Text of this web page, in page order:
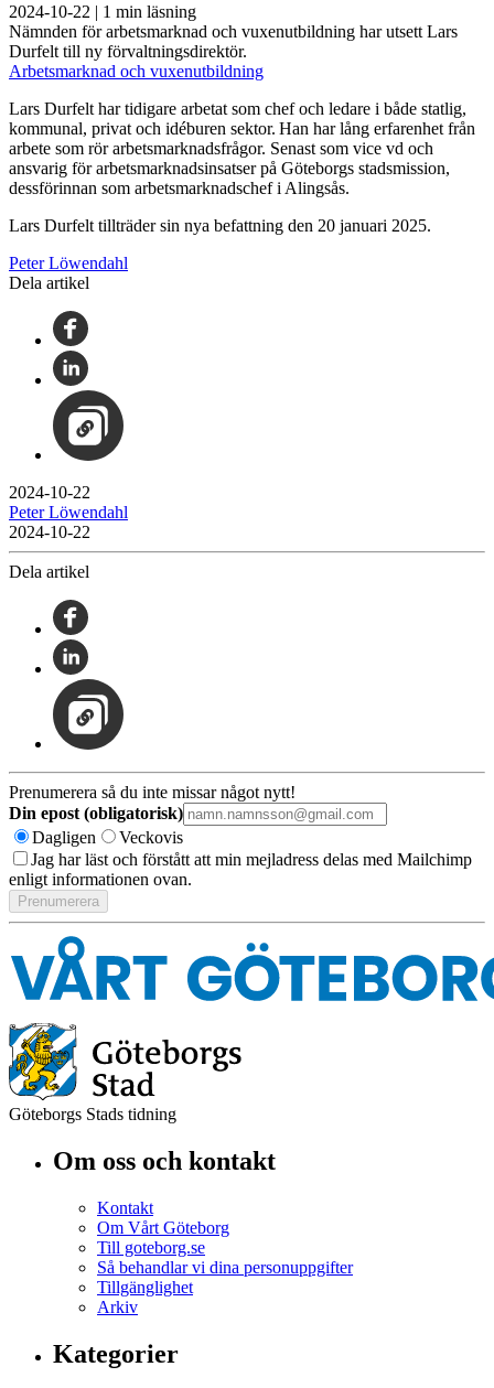
2024-10-22 | 1 min läsning
Nämnden för arbetsmarknad och vuxenutbildning har utsett Lars
Durfelt till ny förvaltningsdirektör.
Arbetsmarknad och vuxenutbildning
Lars Durfelt har tidigare arbetat som chef och ledare i både statlig,
kommunal, privat och idéburen sektor. Han har lång erfarenhet från
arbete som rör arbetsmarknadsfrågor. Senast som vice vd och
ansvarig för arbetsmarknadsinsatser på Göteborgs stadsmission,
dessförinnan som arbetsmarknadschef i Alingsås.
Lars Durfelt tillträder sin nya befattning den 20 januari 2025.
Peter Löwendahl
Dela artikel
2024-10-22
Peter Löwendahl
2024-10-22
Dela artikel
Prenumerera så du inte missar något nytt!
Din epost (obligatorisk)
Dagligen
Veckovis
Jag har läst och förstått att min mejladress delas med Mailchimp
enligt informationen ovan.
Göteborgs Stads tidning
Om oss och kontakt
Kontakt
Om Vårt Göteborg
Till goteborg.se
Så behandlar vi dina personuppgifter
Tillgänglighet
Arkiv
Kategorier